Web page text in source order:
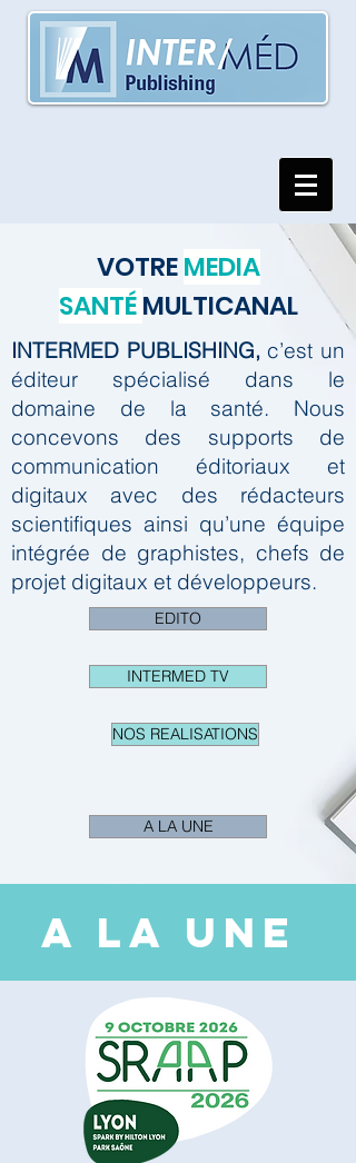
VOTREMEDIA
SANTÉMULTICANAL
INTERMED PUBLISHING, c’est un
éditeur spécialisé dans le
domaine de la santé. Nous
concevons des supports de
communication éditoriaux et
digitaux avec des rédacteurs
scientifiques ainsi qu’une équipe
intégrée de graphistes, chefs de
projet digitaux et développeurs.
EDITO
INTERMED TV
NOS REALISATIONS
A LA UNE
A LA UNE